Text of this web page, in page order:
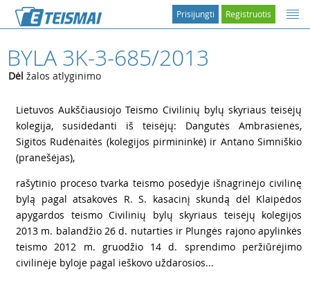
Registruotis
Prisijungti
BYLA 3K-3-685/2013
Dėl žalos atlyginimo
Lietuvos Aukščiausiojo Teismo Civilinių bylų skyriaus teisėjų
kolegija, susidedanti iš teisėjų: Dangutės Ambrasienės,
Sigitos Rudėnaitės (kolegijos pirmininkė) ir Antano Simniškio
(pranešėjas),
rašytinio proceso tvarka teismo posėdyje išnagrinėjo civilinę
bylą pagal atsakovės R. S. kasacinį skundą dėl Klaipėdos
apygardos teismo Civilinių bylų skyriaus teisėjų kolegijos
2013 m. balandžio 26 d. nutarties ir Plungės rajono apylinkės
teismo 2012 m. gruodžio 14 d. sprendimo peržiūrėjimo
civilinėje byloje pagal ieškovo uždarosios...